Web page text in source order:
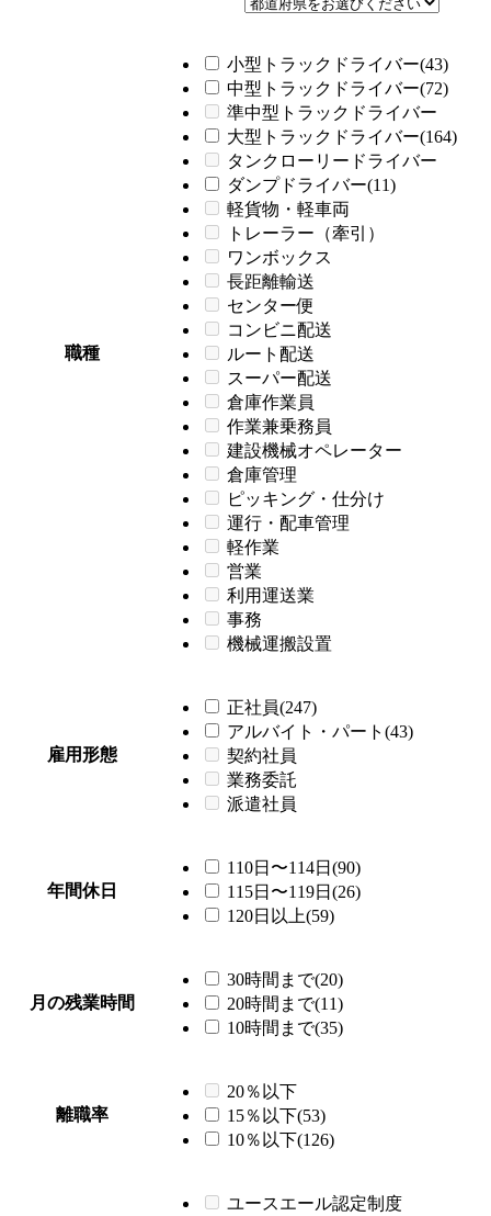
職種
小型トラックドライバー(43)
中型トラックドライバー(72)
準中型トラックドライバー
大型トラックドライバー(164)
タンクローリードライバー
ダンプドライバー(11)
軽貨物・軽車両
トレーラー（牽引）
ワンボックス
長距離輸送
センター便
コンビニ配送
ルート配送
スーパー配送
倉庫作業員
作業兼乗務員
建設機械オペレーター
倉庫管理
ピッキング・仕分け
運行・配車管理
軽作業
営業
利用運送業
事務
機械運搬設置
雇用形態
正社員(247)
アルバイト・パート(43)
契約社員
業務委託
派遣社員
年間休日
110日〜114日(90)
115日〜119日(26)
120日以上(59)
月の残業時間
30時間まで(20)
20時間まで(11)
10時間まで(35)
離職率
20％以下
15％以下(53)
10％以下(126)
ユースエール認定制度